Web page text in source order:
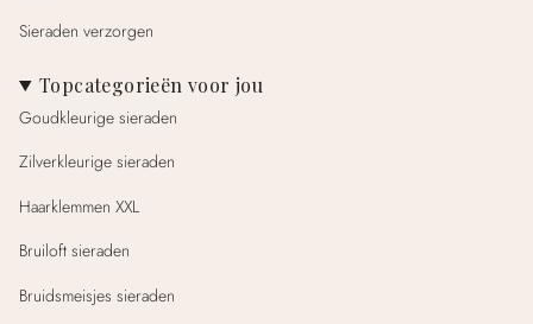
Sieraden verzorgen
Topcategorieën voor jou
Goudkleurige sieraden
Zilverkleurige sieraden
Haarklemmen XXL
Bruiloft sieraden
Bruidsmeisjes sieraden